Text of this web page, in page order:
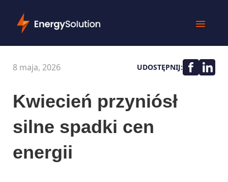
8 maja, 2026 UDOSTĘPNIJ:
Kwiecień przyniósł
silne spadki cen
energii